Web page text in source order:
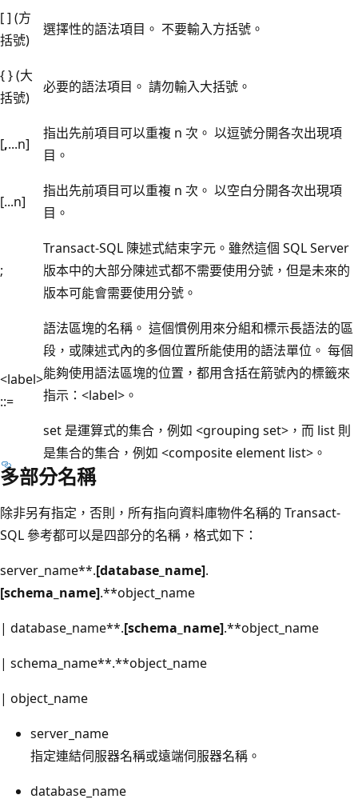
[ ] (方
括號)
選擇性的語法項目。 不要輸入方括號。
{ } (大
括號)
必要的語法項目。 請勿輸入大括號。
[,...n]
指出先前項目可以重複 n 次。 以逗號分開各次出現項
目。
[...n]
指出先前項目可以重複 n 次。 以空白分開各次出現項
目。
;
Transact-SQL 陳述式結束字元。雖然這個 SQL Server
版本中的大部分陳述式都不需要使用分號，但是未來的
版本可能會需要使用分號。
<label>
::=
語法區塊的名稱。 這個慣例用來分組和標示長語法的區
段，或陳述式內的多個位置所能使用的語法單位。 每個
能夠使用語法區塊的位置，都用含括在箭號內的標籤來
指示：<label>。
set 是運算式的集合，例如 <grouping set>，而 list 則
是集合的集合，例如 <composite element list>。
多部分名稱
除非另有指定，否則，所有指向資料庫物件名稱的 Transact-
SQL 參考都可以是四部分的名稱，格式如下：
server_name**.[database_name].
[schema_name].**object_name
| database_name**.[schema_name].**object_name
| schema_name**.**object_name
| object_name
server_name
指定連結伺服器名稱或遠端伺服器名稱。
database_name